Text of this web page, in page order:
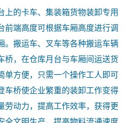
上的卡车、集装箱货物装卸专用
前端高度可根据车厢高度进行调
。搬运车、叉车等各种搬运车辆
桥，在仓库月台与车厢间运送货
单方便，只需一个操作工人即可
车桥使企业繁重的装卸工作变得
劳动力，提高工作效率，获得更